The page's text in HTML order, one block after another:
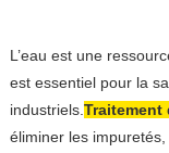
L’eau est une
est essentiel pour la
industriels. Traitement
éliminer les